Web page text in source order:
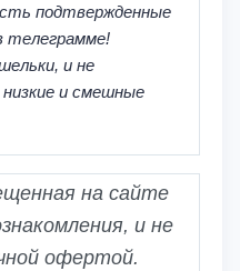
подтвержденные
телеграмме!
и не
и смешные
на сайте
и не
офертой.